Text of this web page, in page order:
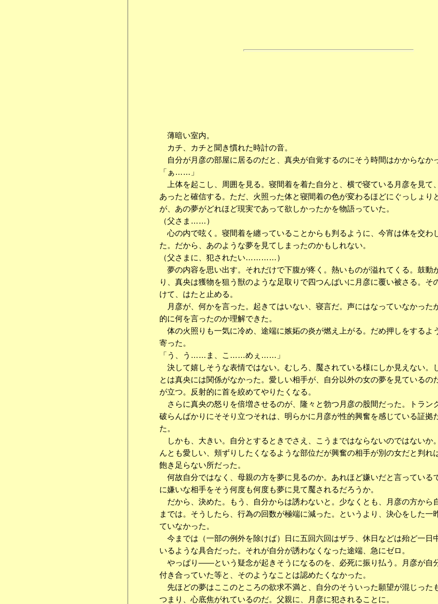
薄暗い室内。
カチ、カチと聞き慣れた時計の音。
自分が月彦の部屋に居るのだと、真央が自覚するのにそう時間はかからなか
「ぁ……」
上体を起こし、周囲を見る。寝間着を着た自分と、横で寝ている月彦を見て
あったと確信する。ただ、火照った体と寝間着の色が変わるほどにぐっしょり
が、あの夢がどれほど現実であって欲しかったかを物語っていた。
（父さま……）
心の内で呟く。寝間着を纏っていることからも判るように、今宵は体を交わ
た。だから、あのような夢を見てしまったのかもしれない。
（父さまに、犯されたい…………）
夢の内容を思い出す。それだけで下腹が疼く。熱いものが溢れてくる。鼓動
り、真央は獲物を狙う獣のような足取りで四つんばいに月彦に覆い被さる。そ
けて、はたと止める。
月彦が、何かを言った。起きてはいない、寝言だ。声にはなっていなかった
的に何を言ったのか理解できた。
体の火照りも一気に冷め、途端に嫉妬の炎が燃え上がる。だめ押しをするよ
寄った。
「う、う……ま、こ……めぇ……」
決して嬉しそうな表情ではない。むしろ、魘されている様にしか見えない。
とは真央には関係がなかった。愛しい相手が、自分以外の女の夢を見ているの
が立つ。反射的に首を絞めてやりたくなる。
さらに真央の怒りを倍増させるのが、隆々と勃つ月彦の股間だった。トラン
破らんばかりにそそり立つそれは、明らかに月彦が性的興奮を感じている証拠
た。
しかも、大きい。自分とするときでさえ、こうまではならないのではないか
んとも愛しい、頬ずりしたくなるような部位だが興奮の相手が別の女だと判れ
飽き足らない所だった。
何故自分ではなく、母親の方を夢に見るのか。あれほど嫌いだと言っている
に嫌いな相手をそう何度も何度も夢に見て魘されるだろうか。
だから、決めた。もう、自分からは誘わないと。少なくとも、月彦の方から
までは。そうしたら、行為の回数が極端に減った。というより、決心をした一
ていなかった。
今までは（一部の例外を除けば）日に五回六回はザラ、休日などは殆ど一日
いるような具合だった。それが自分が誘わなくなった途端、急にゼロ。
やっぱり――という疑念が起きそうになるのを、必死に振り払う。月彦が自
付き合っていた等と、そのようなことは認めたくなかった。
先ほどの夢はここのところの欲求不満と、自分のそういった願望が混じった
つまり、心底焦がれているのだ。父親に、月彦に犯されることに。